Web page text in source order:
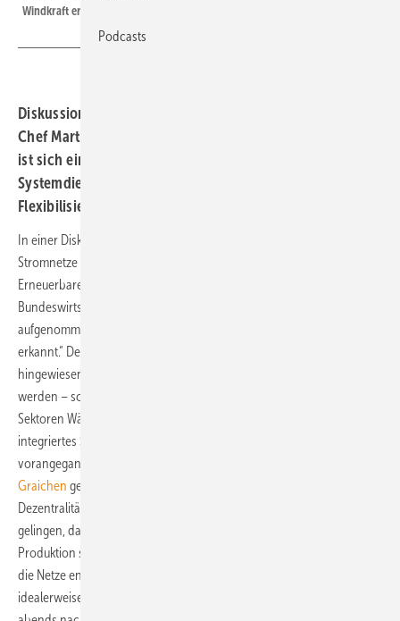
Windkraft ergänzen sich nicht nur hinsichtlich des Erzeugungsprofils.
Diskussionsrunde mit BEE-Chefin Simone Peter und ISE-
Chef Martin Henning zum künftigen Energiemarktdesign
ist sich einig, dass Erneuerbare mehr
Systemdienstleistungen bringen müssen und
Flexibilisierung gebraucht werde.
In einer Diskussionsrunde im Rahmen der Tagung Zukünftige
Stromnetze erklärte Simone Peter, Präsidentin des Bundesverbands
Erneuerbare Energie (BEE), sie habe die Eröffnungsbilanz von
Bundeswirtschafts- und Klimaminister Robert Habeck positiv
aufgenommen: „Endlich werden die Realitäten von der Regierung
erkannt.“ Der BEE habe schon seit drei Jahren immer wieder darauf
hingewiesen, dass der Stromverbrauch künftig deutlich steigen
werden – schon allein wegen der großteils zu elektrifizierenden
Sektoren Wärm und Verkehr. Stichwort Sektorkopplung – daher sei ein
integriertes System anzudenken, so Peter. Das habe ihr im
vorangegangenen
Graichen gefehlt. Sie fragte in dem Zusammenhang: „Kriegen wir mehr
Dezentralität und Flexibilität hin?“ Mit anderen Worten, es muss
gelingen, das Energiesystem so umzustellen, dass Verbrauch und
Produktion schon regional auf einander abgestimmt werden, sodass
die Netze entlastet werden. Elektroautos müssten entsprechend
idealerweise dann geladen werden, wenn die Sonne scheint – nicht
Podcasts